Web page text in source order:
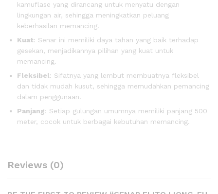
kamuflase yang dirancang untuk menyatu dengan
lingkungan air, sehingga meningkatkan peluang
keberhasilan memancing.
Kuat: Senar ini memiliki daya tahan yang baik terhadap
gesekan, menjadikannya pilihan yang kuat untuk
memancing.
Fleksibel: Sifatnya yang lembut membuatnya fleksibel
dan tidak mudah kusut, sehingga memudahkan pemancing
dalam penggunaan.
Panjang: Setiap gulungan umumnya memiliki panjang 500
meter, cocok untuk berbagai kebutuhan memancing.
Reviews (0)